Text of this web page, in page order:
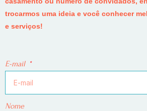
trocarmos uma ideia e você conhecer
e serviços!
E-mail
Nome